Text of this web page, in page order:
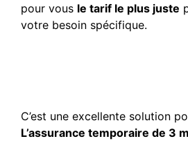
pour vous le tarif le plus juste
votre besoin spécifique.
C’est une excellente solution
L’assurance temporaire de 3